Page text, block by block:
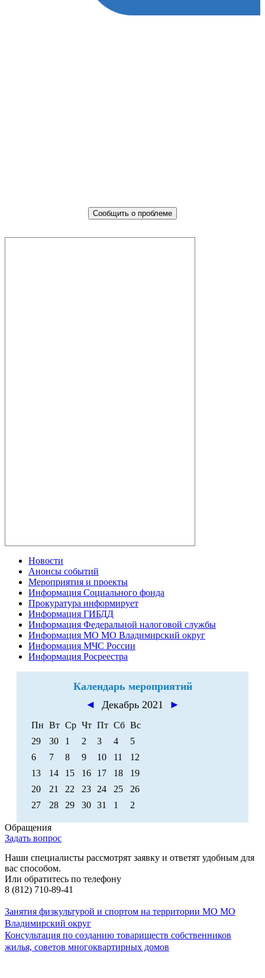
Сообщить о проблеме
Новости
Анонсы событий
Мероприятия и проекты
Информация Социального фонда
Прокуратура информирует
Информация ГИБДД
Информация Федеральной налоговой службы
Информация МО МО Владимирский округ
Информация МЧС России
Информация Росреестра
Календарь мероприятий
◄
Декабрь 2021 ►
Пн Вт Ср Чт Пт Сб Вс
29
30 1 2 3 4
5
6
7 8 9 10 11
12
13
14 15 16 17 18
19
20
21 22 23 24 25
26
27
28 29 30 31 1 2
Обращения
Задать вопрос
Наши специалисты рассмотрят заявку и ответят удобным для
вас способом.
Или обратитесь по телефону
8 (812) 710-89-41
Занятия физкультурой и спортом на территории МО МО
Владимирский округ
Консультация по созданию товариществ собственников
жилья, советов многоквартирных домов